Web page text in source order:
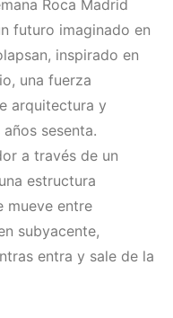
Roca Madrid
futuro imaginado en
inspirado en
una fuerza
arquitectura y
sesenta.
a través de un
estructura
mueve entre
subyacente,
entra y sale de la